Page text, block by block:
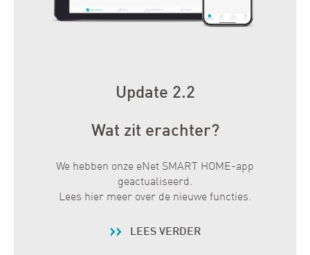
Update 2.2
Wat zit erachter?
We hebben onze eNet SMART HOME-app
geactualiseerd.
Lees hier meer over de nieuwe functies.
LEES VERDER